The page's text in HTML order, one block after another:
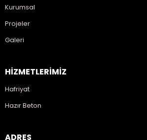
Kurumsal
Projeler
Galeri
HİZMETLERİMİZ
Hafriyat
Hazır Beton
ADRES